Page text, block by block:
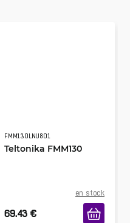
FMM130LNU801
Teltonika FMM130
en stock
69.43 €